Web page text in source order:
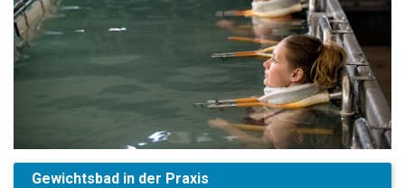
Gewichtsbad in der Praxis